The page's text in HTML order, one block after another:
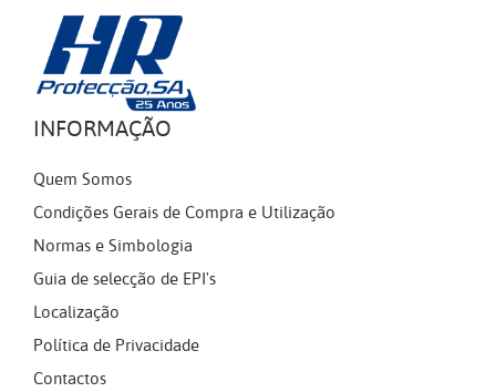
INFORMAÇÃO
Quem Somos
Condições Gerais de Compra e Utilização
Normas e Simbologia
Guia de selecção de EPI's
Localização
Política de Privacidade
Contactos